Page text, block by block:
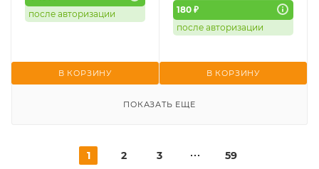
после авторизации
В КОРЗИНУ
180 ₽
после авторизации
В КОРЗИНУ
ПОКАЗАТЬ ЕЩЕ
1 2 3 59